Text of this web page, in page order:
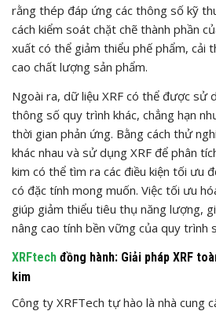
rằng thép đáp ứng các thông số kỹ
cách kiểm soát chặt chẽ thành phần
xuất có thể giảm thiểu phế phẩm, cải
cao chất lượng sản phẩm.
Ngoài ra, dữ liệu XRF có thể được sử
thông số quy trình khác, chẳng hạn
thời gian phản ứng. Bằng cách thử
khác nhau và sử dụng XRF để phân
kim có thể tìm ra các điều kiện tối ưu
có đặc tính mong muốn. Việc tối ưu
giúp giảm thiểu tiêu thụ năng lượng,
nâng cao tính bền vững của quy trình
XRFtech đồng hành: Giải pháp XRF
kim
Công ty XRFTech tự hào là nhà cung